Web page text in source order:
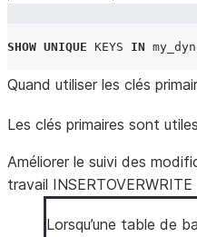
SHOW UNIQUE KEYS IN
Quand utiliser les clés
Les clés primaires sont
Améliorer le suivi des
travail INSERTOVERWRITE
Lorsqu’une table de